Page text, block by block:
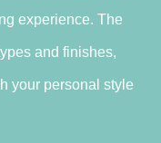
experience. The
and finishes,
your personal style